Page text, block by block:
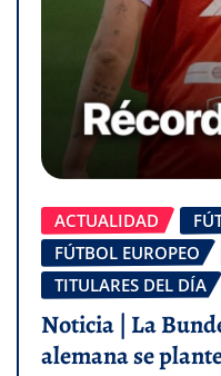
ACTUALIDAD
FÚTBOL EUROPEO
TITULARES DEL DÍA
Noticia | La
alemana se